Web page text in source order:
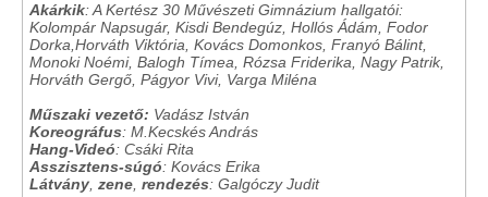
Akárkik: A Kertész 30 Művészeti Gimnázium hallgatói:
Kolompár Napsugár, Kisdi Bendegúz, Hollós Ádám, Fodor
Dorka,Horváth Viktória, Kovács Domonkos, Franyó Bálint,
Monoki Noémi, Balogh Tímea, Rózsa Friderika, Nagy Patrik,
Horváth Gergő, Págyor Vivi, Varga Miléna
Műszaki vezető: Vadász István
Koreográfus: M.Kecskés András
Hang-Videó: Csáki Rita
Asszisztens-súgó: Kovács Erika
Látvány zene rendezés: Galgóczy Judit